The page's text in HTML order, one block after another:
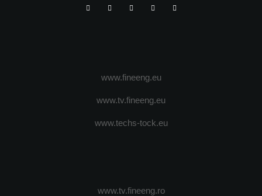
www.fineeng.eu
www.tv.fineeng.eu
www.techs-tock.eu
www.tv.fineeng.ro